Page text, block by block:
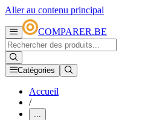
Aller au contenu principal
COMPARER.BE
Catégories
Accueil
/
...